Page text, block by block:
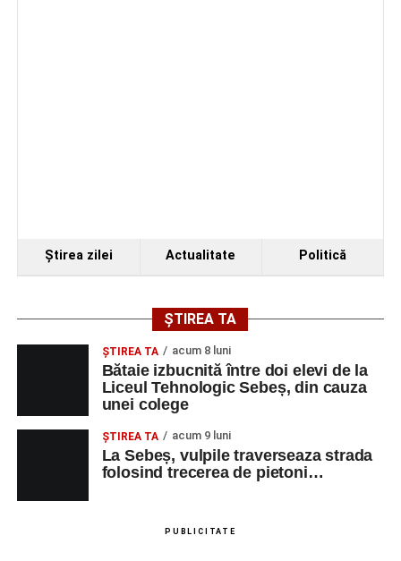
Ştirea zilei Actualitate Politică
ȘTIREA TA
ŞTIREA TA acum 8 luni
Bătaie izbucnită între doi elevi de la
Liceul Tehnologic Sebeș, din cauza
unei colege
ŞTIREA TA acum 9 luni
La Sebeș, vulpile traverseaza strada
folosind trecerea de pietoni…
PUBLICITATE